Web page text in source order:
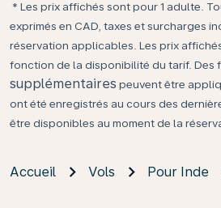
* Les prix affichés sont pour 1 adulte.
exprimés en CAD, taxes et surcharges
réservation applicables. Les prix
fonction de la disponibilité du tarif. Des
supplémentaires peuvent être
ont été enregistrés au cours des
être disponibles au moment de la
Accueil Vols Pour Inde